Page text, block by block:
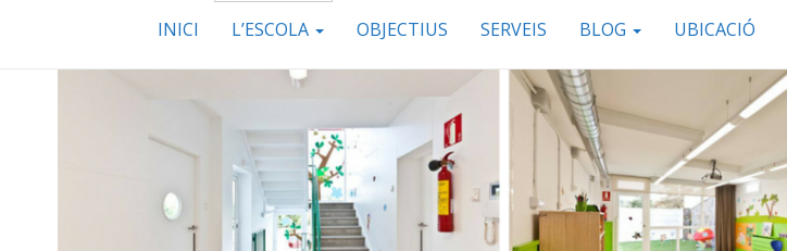
INICI L’ESCOLA OBJECTIUS SERVEIS BLOG UBICACIÓ